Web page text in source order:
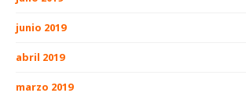
junio 2019
abril 2019
marzo 2019